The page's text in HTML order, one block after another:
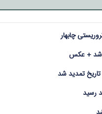
چابهار
شد + عکس
تمدید شد